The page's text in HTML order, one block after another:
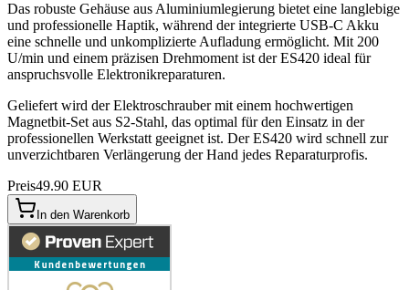
Das robuste Gehäuse aus Aluminiumlegierung bietet eine langlebige
und professionelle Haptik, während der integrierte USB-C Akku
eine schnelle und unkomplizierte Aufladung ermöglicht. Mit 200
U/min und einem präzisen Drehmoment ist der ES420 ideal für
anspruchsvolle Elektronikreparaturen.
Geliefert wird der Elektroschrauber mit einem hochwertigen
Magnetbit-Set aus S2-Stahl, das optimal für den Einsatz in der
professionellen Werkstatt geeignet ist. Der ES420 wird schnell zur
unverzichtbaren Verlängerung der Hand jedes Reparaturprofis.
Preis49.90 EUR
In den Warenkorb